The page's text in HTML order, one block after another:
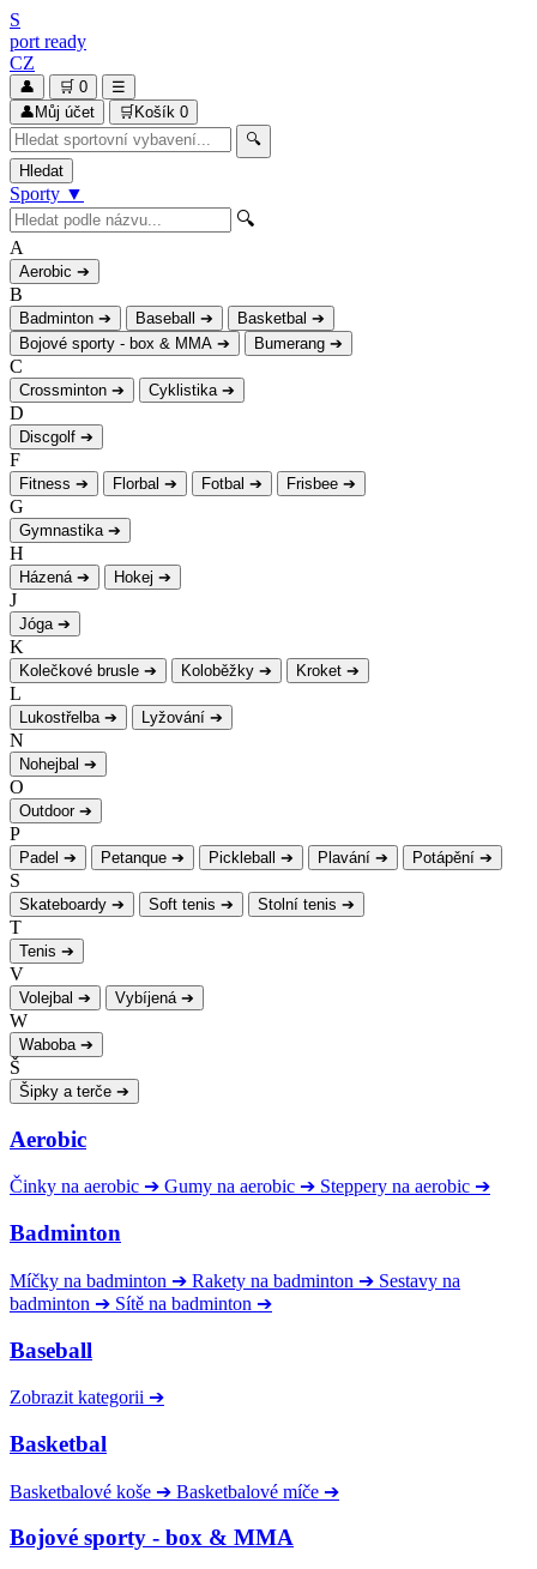
S
port ready
CZ
👤 🛒 0
☰
👤 Můj účet 🛒 Košík 0
🔍
Hledat
Sporty ▼
🔍
A
Aerobic ➔
B
Badminton ➔ Baseball ➔ Basketbal ➔
Bojové sporty - box & MMA ➔ Bumerang ➔
C
Crossminton ➔ Cyklistika ➔
D
Discgolf ➔
F
Fitness ➔ Florbal ➔ Fotbal ➔ Frisbee ➔
G
Gymnastika ➔
H
Házená ➔ Hokej ➔
J
Jóga ➔
K
Kolečkové brusle ➔ Koloběžky ➔ Kroket ➔
L
Lukostřelba ➔ Lyžování ➔
N
Nohejbal ➔
O
Outdoor ➔
P
Padel ➔ Petanque ➔ Pickleball ➔ Plavání ➔ Potápění ➔
S
Skateboardy ➔ Soft tenis ➔ Stolní tenis ➔
T
Tenis ➔
V
Volejbal ➔ Vybíjená ➔
W
Waboba ➔
Š
Šipky a terče ➔
Aerobic
Činky na aerobic ➔ Gumy na aerobic ➔ Steppery na aerobic ➔
Badminton
Míčky na badminton ➔ Rakety na badminton ➔ Sestavy na
badminton ➔ Sítě na badminton ➔
Baseball
Zobrazit kategorii ➔
Basketbal
Basketbalové koše ➔ Basketbalové míče ➔
Bojové sporty - box & MMA